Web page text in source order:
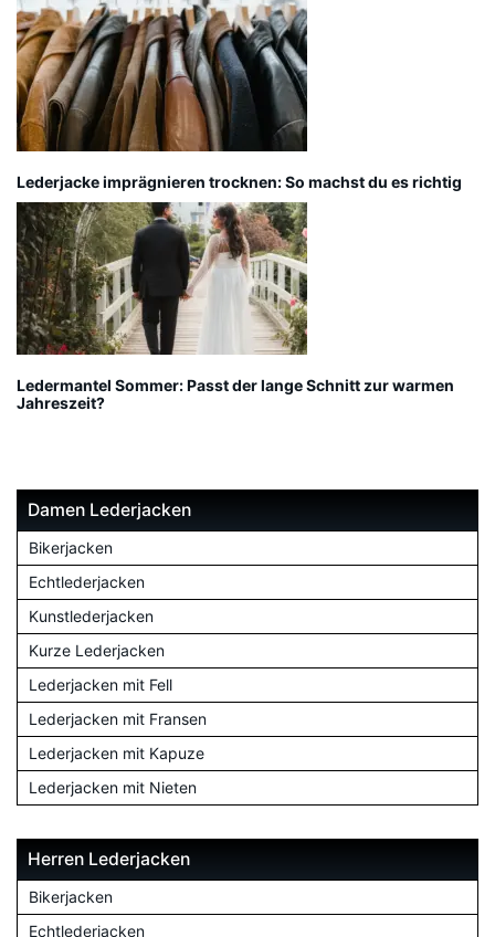
Lederjacke imprägnieren trocknen: So machst du es richtig
Ledermantel Sommer: Passt der lange Schnitt zur warmen
Jahreszeit?
Damen Lederjacken
Bikerjacken
Echtlederjacken
Kunstlederjacken
Kurze Lederjacken
Lederjacken mit Fell
Lederjacken mit Fransen
Lederjacken mit Kapuze
Lederjacken mit Nieten
Herren Lederjacken
Bikerjacken
Echtlederjacken